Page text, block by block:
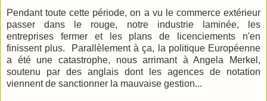
Pendant toute cette période, on a vu le commerce extérieur
passer dans le rouge, notre industrie laminée, les
entreprises fermer et les plans de licenciements n'en
finissent plus. Parallèlement à ça, la politique Européenne
a été une catastrophe, nous arrimant à Angela Merkel,
soutenu par des anglais dont les agences de notation
viennent de sanctionner la mauvaise gestion...